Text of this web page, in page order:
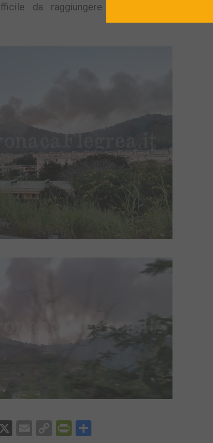
da raggiungere dai mezzi dei vigili
Telegram
X EmailCopyPrintFriendly